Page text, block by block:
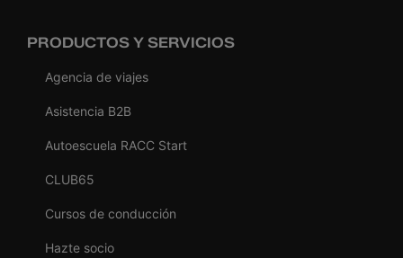
PRODUCTOS Y SERVICIOS
Agencia de viajes
Asistencia B2B
Autoescuela RACC Start
CLUB65
Cursos de conducción
Hazte socio